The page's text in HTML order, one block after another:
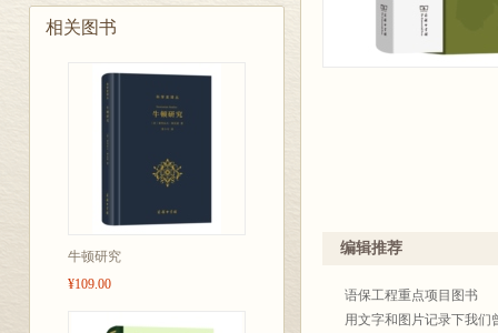
相关图书
牛顿研究
¥109.00
编辑推荐
语保工程重点项目图书
用文字和图片记录下我们